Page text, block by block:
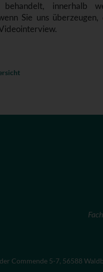
behandelt,
Sie uns
Commende 5-7, 56588